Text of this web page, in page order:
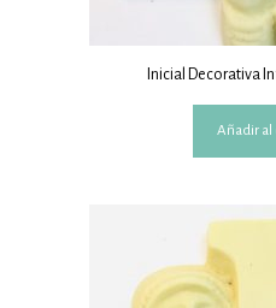
Inicial Decorativa
Añadir al